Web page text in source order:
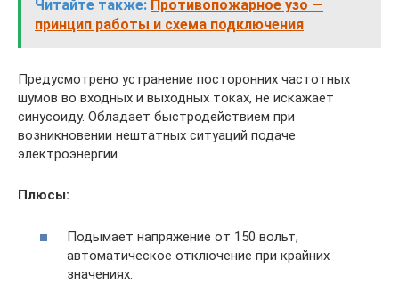
Читайте также: Противопожарное узо —
принцип работы и схема подключения
Предусмотрено устранение посторонних частотных
шумов во входных и выходных токах, не искажает
синусоиду. Обладает быстродействием при
возникновении нештатных ситуаций подаче
электроэнергии.
Плюсы:
Подымает напряжение от 150 вольт,
автоматическое отключение при крайних
значениях.